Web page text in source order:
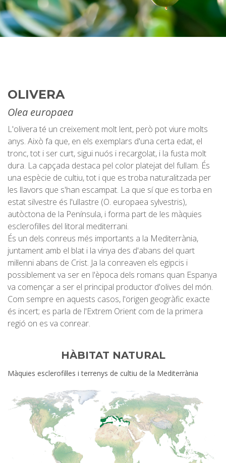
OLIVERA
Olea europaea
L'olivera té un creixement molt lent, però pot viure molts
anys. Això fa que, en els exemplars d'una certa edat, el
tronc, tot i ser curt, sigui nuós i recargolat, i la fusta molt
dura. La capçada destaca pel color platejat del fullam. És
una espècie de cultiu, tot i que es troba naturalitzada per
les llavors que s'han escampat. La que sí que es torba en
estat silvestre és l'ullastre (O. europaea sylvestris),
autòctona de la Península, i forma part de les màquies
esclerofil·les del litoral mediterrani.
És un dels conreus més importants a la Mediterrània,
juntament amb el blat i la vinya des d'abans del quart
mil·lenni abans de Crist. Ja la conreaven els egipcis i
possiblement va ser en l'època dels romans quan Espanya
va començar a ser el principal productor d'olives del món.
Com sempre en aquests casos, l'origen geogràfic exacte
és incert; es parla de l'Extrem Orient com de la primera
regió on es va conrear.
HÀBITAT NATURAL
Màquies esclerofil·les i terrenys de cultiu de la Mediterrània